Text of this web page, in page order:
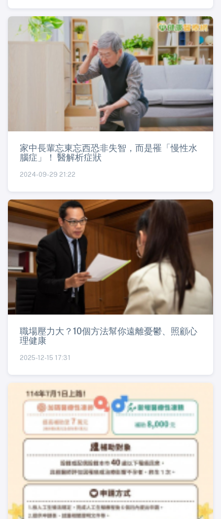
家中長輩忘東忘西恐非失智，而是罹「慢性水
腦症」！ 醫解析症狀
2024-09-29 21:22
職場壓力大？10個方法幫你遠離憂鬱、照顧心
理健康
2025-12-15 17:31